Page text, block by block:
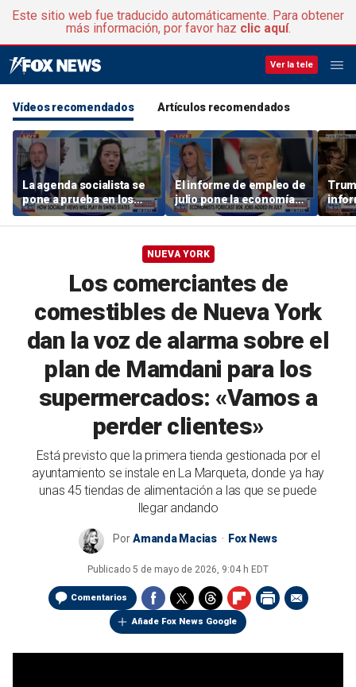
Este sitio web fue traducido automáticamente. Para obtener
más información, por favor haz clic aquí.
Ver la tele
Vídeos recomendados Artículos recomendados
La agenda socialista se
pone a prueba en los
estados indecisos
El informe de empleo de
julio pone la economía
en el punto de mira
UU.
NUEVA YORK
Los comerciantes de
comestibles de Nueva York
dan la voz de alarma sobre el
plan de Mamdani para los
supermercados: «Vamos a
perder clientes»
Está previsto que la primera tienda gestionada por el
ayuntamiento se instale en La Marqueta, donde ya hay
unas 45 tiendas de alimentación a las que se puede
llegar andando
PorAmanda Macias Fox News
Publicado 5 de mayo de 2026, 9:04 h EDT
Comentarios
Añade Fox News Google